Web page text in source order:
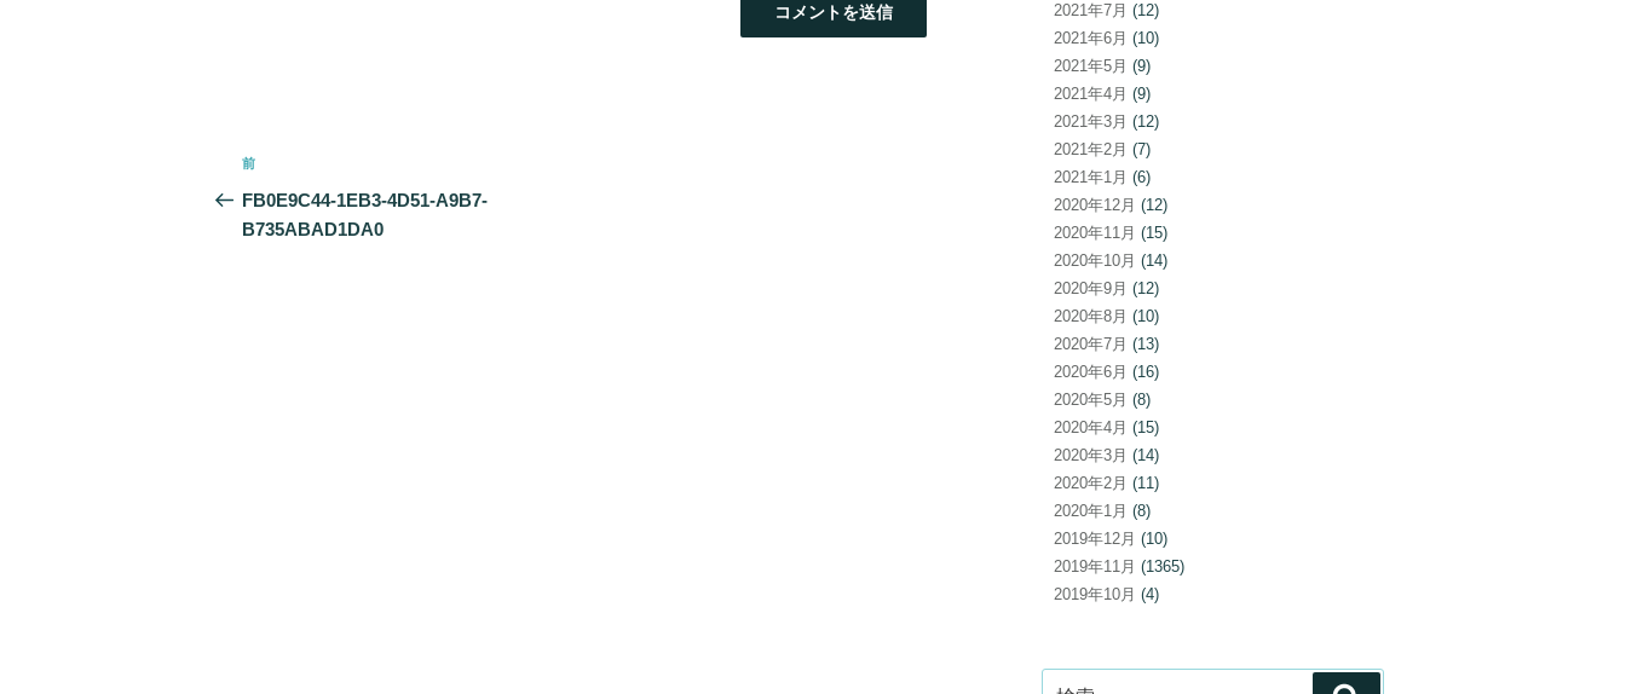
ナ
ビ
前
の
投
前
FB0E9C44-1EB3-4D51-A9B7-
B735ABAD1DA0
2021年7月 (12)
2021年6月 (10)
2021年5月 (9)
2021年4月 (9)
2021年3月 (12)
2021年2月 (7)
2021年1月 (6)
2020年12月 (12)
2020年11月 (15)
2020年10月 (14)
2020年9月 (12)
2020年8月 (10)
2020年7月 (13)
2020年6月 (16)
2020年5月 (8)
2020年4月 (15)
2020年3月 (14)
2020年2月 (11)
2020年1月 (8)
2019年12月 (10)
2019年11月 (1365)
2019年10月 (4)